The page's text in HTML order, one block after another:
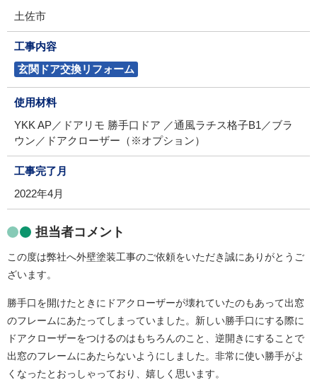
土佐市
工事内容
玄関ドア交換リフォーム
使用材料
YKK AP／ドアリモ 勝手口ドア ／通風ラチス格子B1／ブラ
ウン／ドアクローザー（※オプション）
工事完了月
2022年4月
担当者コメント
この度は弊社へ外壁塗装工事のご依頼をいただき誠にありがとうご
ざいます。
勝手口を開けたときにドアクローザーが壊れていたのもあって出窓
のフレームにあたってしまっていました。新しい勝手口にする際に
ドアクローザーをつけるのはもちろんのこと、逆開きにすることで
出窓のフレームにあたらないようにしました。非常に使い勝手がよ
くなったとおっしゃっており、嬉しく思います。